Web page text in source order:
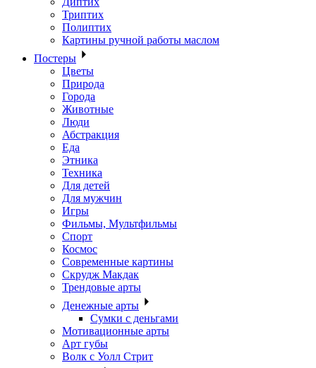
Триптих
Полиптих
Картины ручной работы маслом
Постеры
Цветы
Природа
Города
Животные
Люди
Абстракция
Еда
Этника
Техника
Для детей
Для мужчин
Игры
Фильмы, Мультфильмы
Спорт
Космос
Современные картины
Скрудж Макдак
Трендовые арты
Денежные арты
Сумки с деньгами
Мотивационные арты
Арт губы
Волк с Уолл Стрит